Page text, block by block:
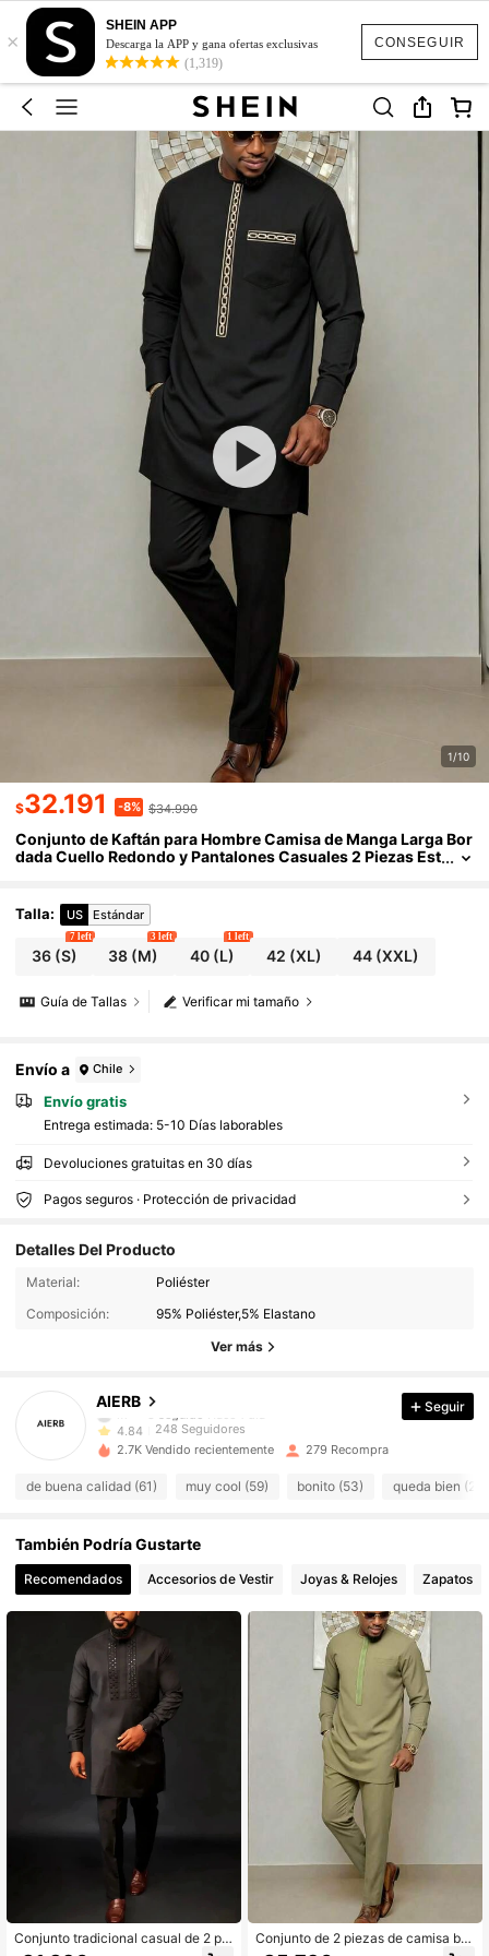
CONSEGUIR
×
SHEIN APP
Descarga la APP y gana ofertas exclusivas
(1,319)
1/10
$32.191 -8% $34.990
Conjunto de Kaftán para Hombre Camisa de Manga Larga Bor
dada Cuello Redondo y Pantalones Casuales 2 Piezas Est
Talla: US Estándar
36(S)
7 left
38 (M)
3 left
40(L)
1 left
42 (XL) 44 (XXL)
Verificar mi tamaño
Guía de Tallas
Envío a Chile
Envío gratis
Entrega estimada: 5-10 Días laborables
Devoluciones gratuitas en 30 días
Pagos seguros · Protección de privacidad
Detalles Del Producto
Material:
Poliéster
Composición:
95% Poliéster,5% Elastano
Ver más
AIERB
4,84 248 Seguidores
248 Seguidores
248 Seguidores
248 Seguidores
4,84
m***8
4,84
248 Seguidores
248 Seguidores
4,84 248 Seguidores
4,84
4,84
Seguir
2.7K Vendido recientemente 279 Recompra
de buena calidad (61) muy cool (59) bonito (53) queda bien (28)
También Podría Gustarte
Recomendados Accesorios de Vestir Joyas & Relojes Zapatos
Conjunto tradicional casual de 2 pie
Conjunto de 2 piezas de camisa bor